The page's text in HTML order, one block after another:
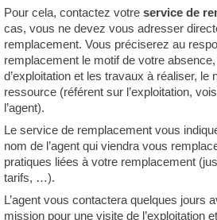
Pour cela, contactez votre service de
cas, vous ne devez vous adresser
remplacement. Vous préciserez au
remplacement le motif de votre
d’exploitation et les travaux à réaliser, le
ressource (référent sur l’exploitation,
l’agent).
Le service de remplacement vous
nom de l’agent qui viendra vous
pratiques liées à votre remplacement
tarifs, …).
L’agent vous contactera quelques jours
mission pour une visite de l’exploitation